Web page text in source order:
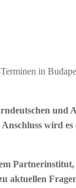
in
und
wird
aktuellen